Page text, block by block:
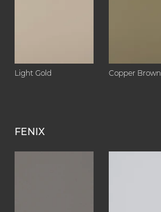
Light Gold Copper Brown
FENIX